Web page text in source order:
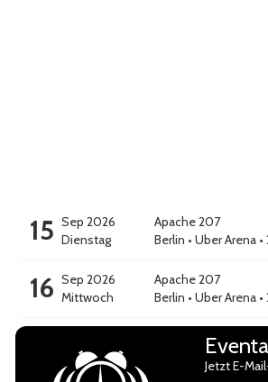
15 Sep 2026
Dienstag
Apache 207
Berlin •Uber Arena
16 Sep 2026
Mittwoch
Apache 207
Berlin •Uber Arena
Jetzt E-